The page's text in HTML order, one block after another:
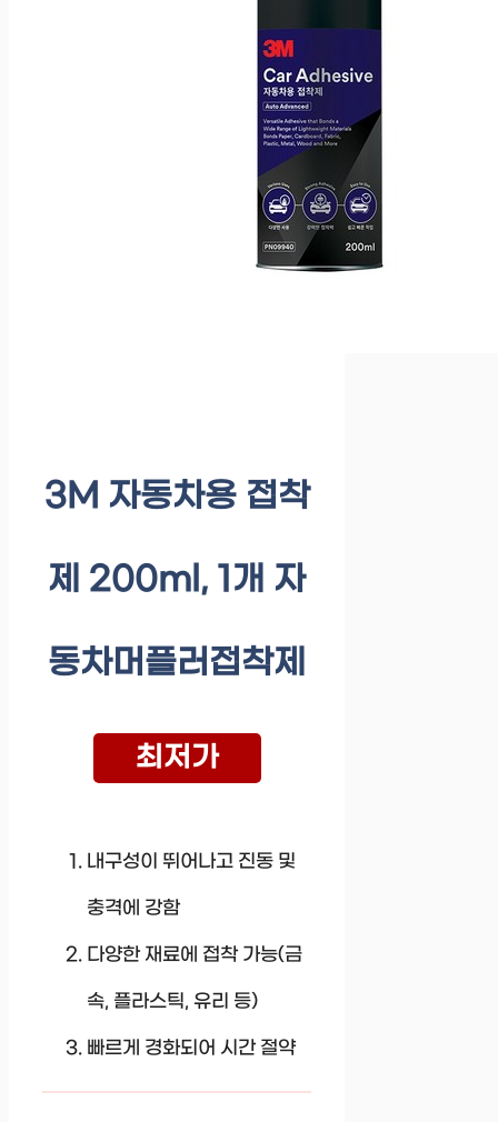
3M 자동차용 접착
제 200ml, 1개 자
동차머플러접착제
최저가
내구성이 뛰어나고 진동 및
충격에 강함
다양한 재료에 접착 가능(금
속, 플라스틱, 유리 등)
빠르게 경화되어 시간 절약